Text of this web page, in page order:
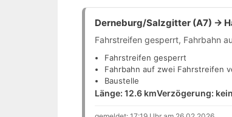
Derneburg/Salzgitter (A7) →
Fahrstreifen gesperrt, Fahrbahn
Fahrstreifen gesperrt
Fahrbahn auf zwei Fahrstreifen
Baustelle
Länge: 12.6 kmVerzögerung: